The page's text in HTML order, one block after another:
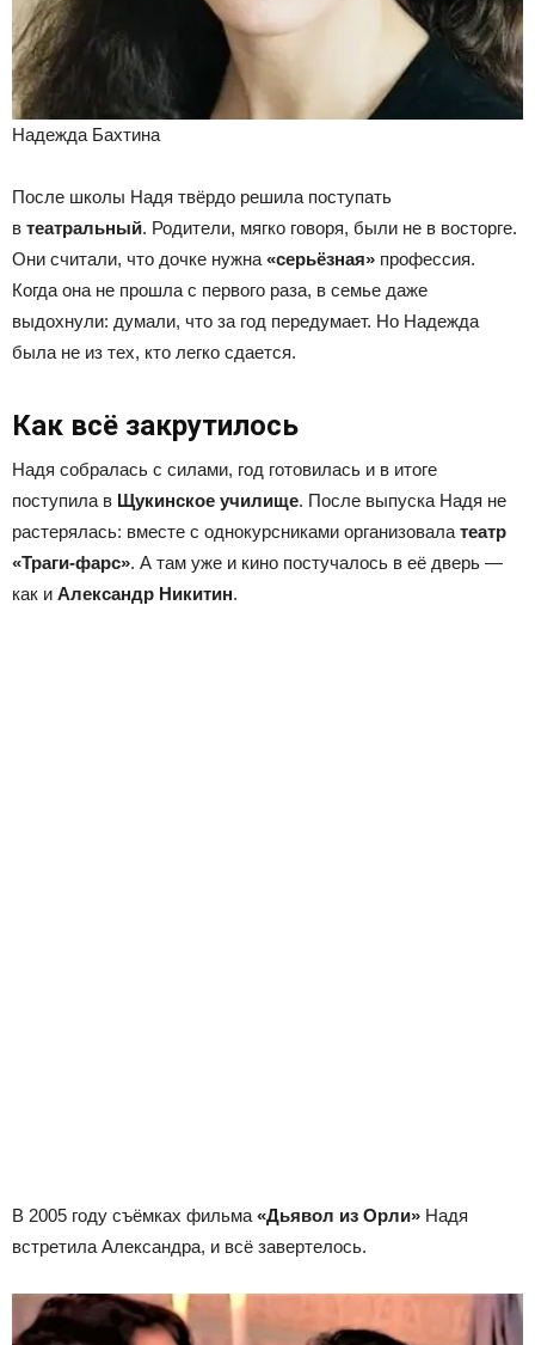
Надежда Бахтина
После школы Надя твёрдо решила поступать
в театральный. Родители, мягко говоря, были не в восторге.
Они считали, что дочке нужна «серьёзная» профессия.
Когда она не прошла с первого раза, в семье даже
выдохнули: думали, что за год передумает. Но Надежда
была не из тех, кто легко сдается.
Как всё закрутилось
Надя собралась с силами, год готовилась и в итоге
поступила в Щукинское училище. После выпуска Надя не
растерялась: вместе с однокурсниками организовала театр
«Траги-фарс». А там уже и кино постучалось в её дверь —
как и Александр Никитин.
В 2005 году съёмках фильма «Дьявол из Орли» Надя
встретила Александра, и всё завертелось.